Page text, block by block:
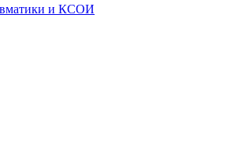
и КСОИ